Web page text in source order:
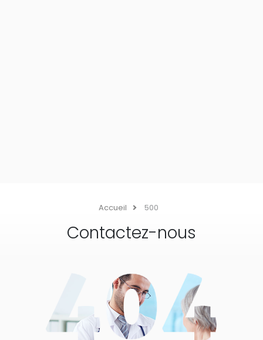
Accueil 500
Contactez-nous